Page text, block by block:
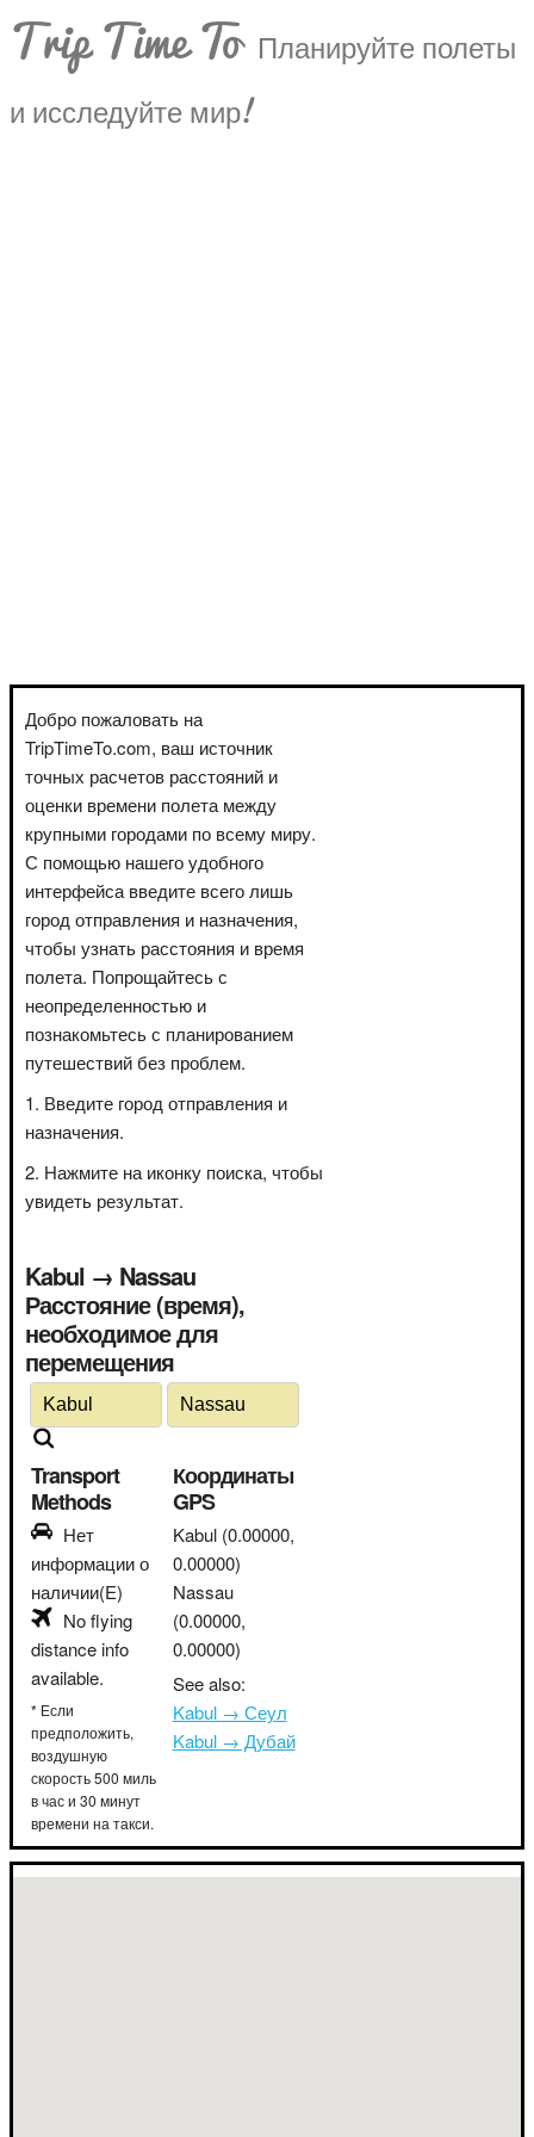
Trip Time To Планируйте полеты
и исследуйте мир!
Добро пожаловать на
TripTimeTo.com, ваш источник
точных расчетов расстояний и
оценки времени полета между
крупными городами по всему миру.
С помощью нашего удобного
интерфейса введите всего лишь
город отправления и назначения,
чтобы узнать расстояния и время
полета. Попрощайтесь с
неопределенностью и
познакомьтесь с планированием
путешествий без проблем.
Введите город отправления и
назначения.
Нажмите на иконку поиска, чтобы
увидеть результат.
Kabul → Nassau
Расстояние (время),
необходимое для
перемещения
Transport
Methods
Нет
информации о
наличии(E)
No flying
distance info
available.
* Если
предположить,
воздушную
скорость 500 миль
в час и 30 минут
времени на такси.
Координаты
GPS
Kabul (0.00000,
0.00000)
Nassau
(0.00000,
0.00000)
See also:
Kabul → Сеул
Kabul → Дубай